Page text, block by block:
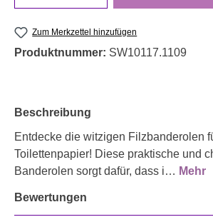
Zum Merkzettel hinzufügen
Produktnummer: SW10117.1109
Beschreibung
Entdecke die witzigen Filzbanderolen
Toilettenpapier! Diese praktische und
Banderolen sorgt dafür, dass i… Mehr
Bewertungen